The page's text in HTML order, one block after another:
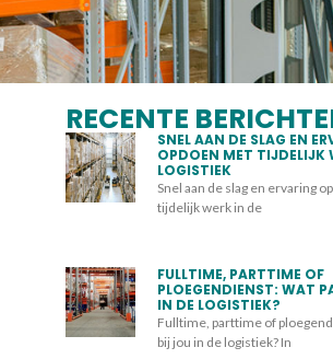
RECENTE
SNEL AAN DE SLAG EN
OPDOEN MET TIJDELIJK
LOGISTIEK
Snel aan de slag en ervaring
tijdelijk werk in de
FULLTIME, PARTTIME OF
PLOEGENDIENST: WAT
IN DE LOGISTIEK?
Fulltime, parttime of
bij jou in de logistiek? In